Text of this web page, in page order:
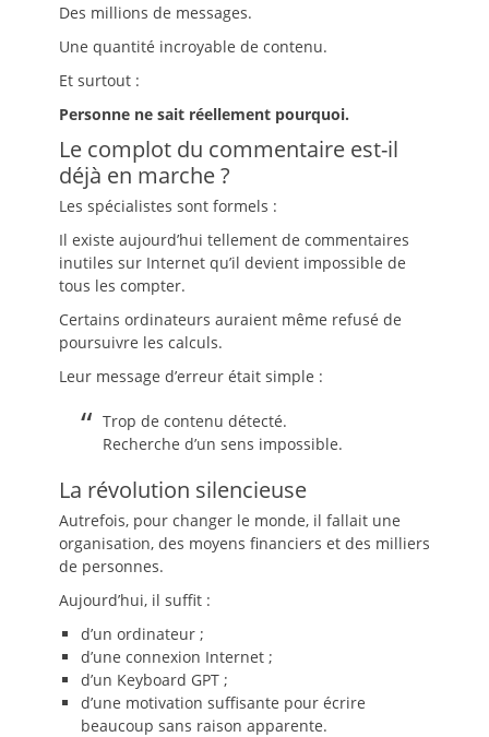
Des millions de messages.
Une quantité incroyable de contenu.
Et surtout :
Personne ne sait réellement pourquoi.
Le complot du commentaire est-il
déjà en marche ?
Les spécialistes sont formels :
Il existe aujourd’hui tellement de commentaires
inutiles sur Internet qu’il devient impossible de
tous les compter.
Certains ordinateurs auraient même refusé de
poursuivre les calculs.
Leur message d’erreur était simple :
Trop de contenu détecté.
Recherche d’un sens impossible.
La révolution silencieuse
Autrefois, pour changer le monde, il fallait une
organisation, des moyens financiers et des milliers
de personnes.
Aujourd’hui, il suffit :
d’un ordinateur ;
d’une connexion Internet ;
d’un Keyboard GPT ;
d’une motivation suffisante pour écrire
beaucoup sans raison apparente.